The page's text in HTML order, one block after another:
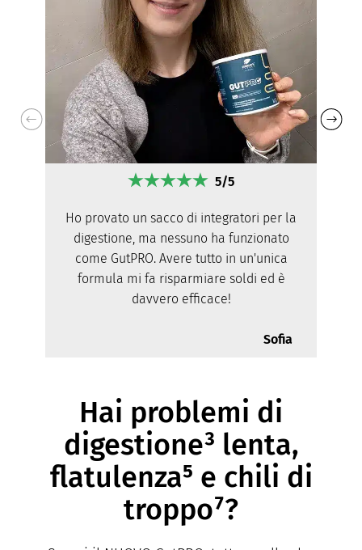
5/5
Ho provato un sacco di integratori per la
digestione, ma nessuno ha funzionato
come GutPRO. Avere tutto in un'unica
formula mi fa risparmiare soldi ed è
davvero efficace!
Sofia
Hai problemi di
digestione³ lenta,
flatulenza⁵ e chili di
troppo⁷?